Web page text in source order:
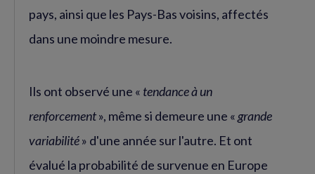
pays, ainsi que les Pays-Bas voisins, affectés
dans une moindre mesure.
Ils ont observé une « tendance à un
renforcement», même si demeure une « grande
variabilité» d'une année sur l'autre. Et ont
évalué la probabilité de survenue en Europe